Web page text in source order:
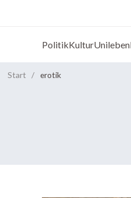
PolitikKulturUnileben
Start / erotik